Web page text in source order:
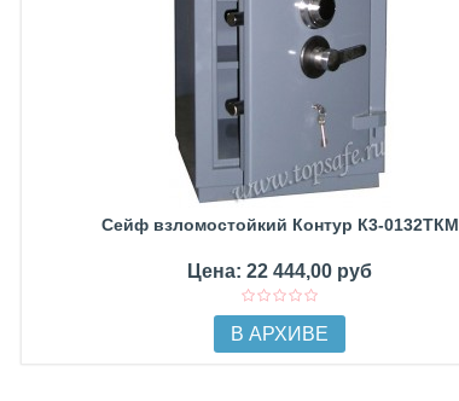
Сейф взломостойкий Контур К3-0132ТКМ
Цена: 22 444,00 руб
В АРХИВЕ